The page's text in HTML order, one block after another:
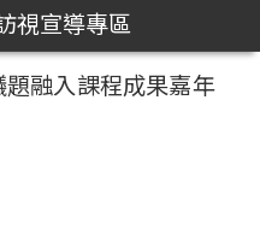
視宣導專區
融入課程成果嘉年